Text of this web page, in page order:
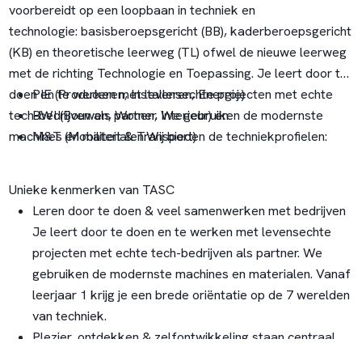
voorbereidt op een loopbaan in techniek en
technologie: basisberoepsgericht (BB), kaderberoepsgericht
(KB) en theoretische leerweg (TL) ofwel de nieuwe leerweg
met de richting Technologie en Toepassing. Je leert door te
doen en te werken met levensechte projecten met echte
tech-bedrijven als partner. We gebruiken de modernste
machines en materialen.Wij bieden de techniekprofielen:
PIE (Produceren, Installeren, Energie)
BWI (Bouwen, Wonen, Interieur) en
M&T (Mobiliteit & Transport)
Unieke kenmerken van TASC
Leren door te doen & veel samenwerken met bedrijven
Je leert door te doen en te werken met levensechte
projecten met echte tech-bedrijven als partner. We
gebruiken de modernste machines en materialen. Vanaf
leerjaar 1 krijg je een brede oriëntatie op de 7 werelden
van techniek.
Plezier, ontdekken & zelfontwikkeling staan centraal